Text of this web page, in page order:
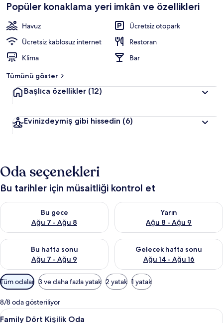
Popüler konaklama yeri imkân ve özellikleri
Havuz
Ücretsiz otopark
Ücretsiz kablosuz internet
Restoran
Klima
Bar
Tümünü göster
Başlıca özellikler (12)
Evinizdeymiş gibi hissedin (6)
Oda seçenekleri
Bu tarihler için müsaitliği kontrol et
Bu gece
Ağu 7 - Ağu 8
Bu gece için müsaitliği kontrol et Ağu 7 - Ağu 8
Yarın
Ağu 8 - Ağu 9
Yarın için müsaitliği kontrol
Bu hafta sonu
Ağu 7 - Ağu 9
Bu hafta sonu için müsaitliği kontrol et Ağu 7 - Ağu 9
Gelecek hafta sonu
Ağu 14 - Ağu 16
Önümüzdeki hafta sonu için
Odalar
için
mevcut
filtreler
Tüm odalar 3 ve daha fazla yatak 2 yatak 1 yatak
8/8 oda gösteriliyor
Family
Family Dört Kişilik Oda | Minibar,
11
Family Dört Kişilik Oda